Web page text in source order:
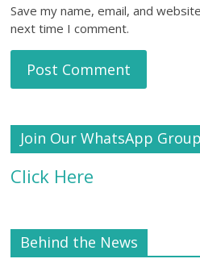
Save my name, email, and
next time I comment.
Join Our WhatsApp Group
Click Here
Behind the News